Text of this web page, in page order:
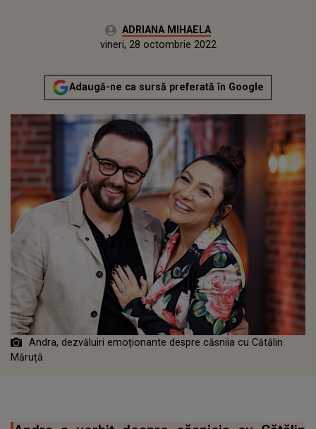
Autor:ADRIANA MIHAELA
joi, 28 octombrie 2021Actualizat:
vineri, 28 octombrie 2022
Adaugă-ne ca sursă preferată în Google
Andra, dezvăluiri emoționante despre căsniia cu Cătălin
Măruță